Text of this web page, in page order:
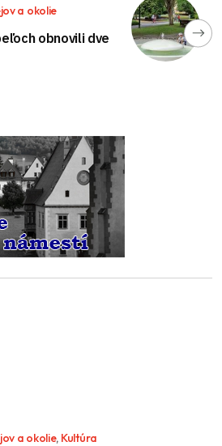
a okolie
obnovili dve
a okolie, Kultúra